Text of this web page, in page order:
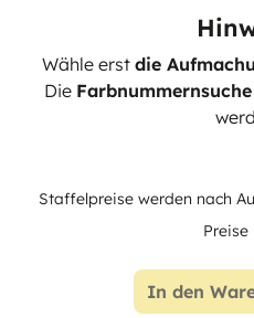
Wähle erst die
Die Farbnummernsuche
Staffelpreise werden nach
Preise
In den